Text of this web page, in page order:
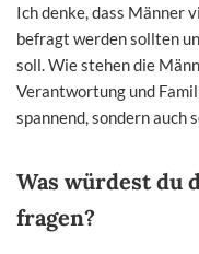
Ich denke, dass Männer
befragt werden sollten
soll. Wie stehen die
Verantwortung und
spannend, sondern auch
Was würdest du
fragen?